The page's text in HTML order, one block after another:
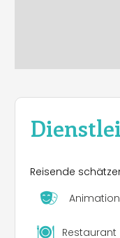
Reisende
Animation
Restaurant